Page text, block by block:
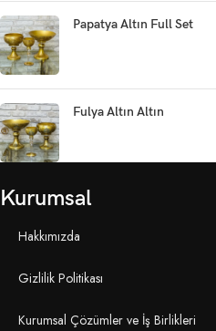
Papatya Altın Full Set
Fulya Altın Altın
Kurumsal
Hakkımızda
Gizlilik Politikası
Kurumsal Çözümler ve İş Birlikleri